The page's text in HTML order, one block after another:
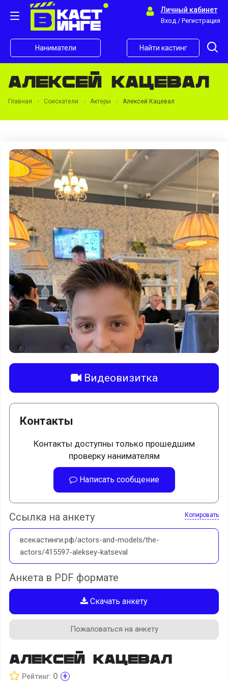
Личный кабинет
Вход / Регистрация
Наниматели Найти кастинг
Алексей Кацевал
Главная Соискатели Актеры Алексей Кацевал
Видеовизитка
Контакты
Контакты доступны только прошедшим
проверку нанимателям
Написать сообщение
Ссылка на анкету Копировать
всекастинги.рф/actors-and-models/the-
actors/415597-aleksey-katseval
Анкета в PDF формате
Скачать анкету
Пожаловаться на анкету
Алексей Кацевал
Рейтинг: 0 +